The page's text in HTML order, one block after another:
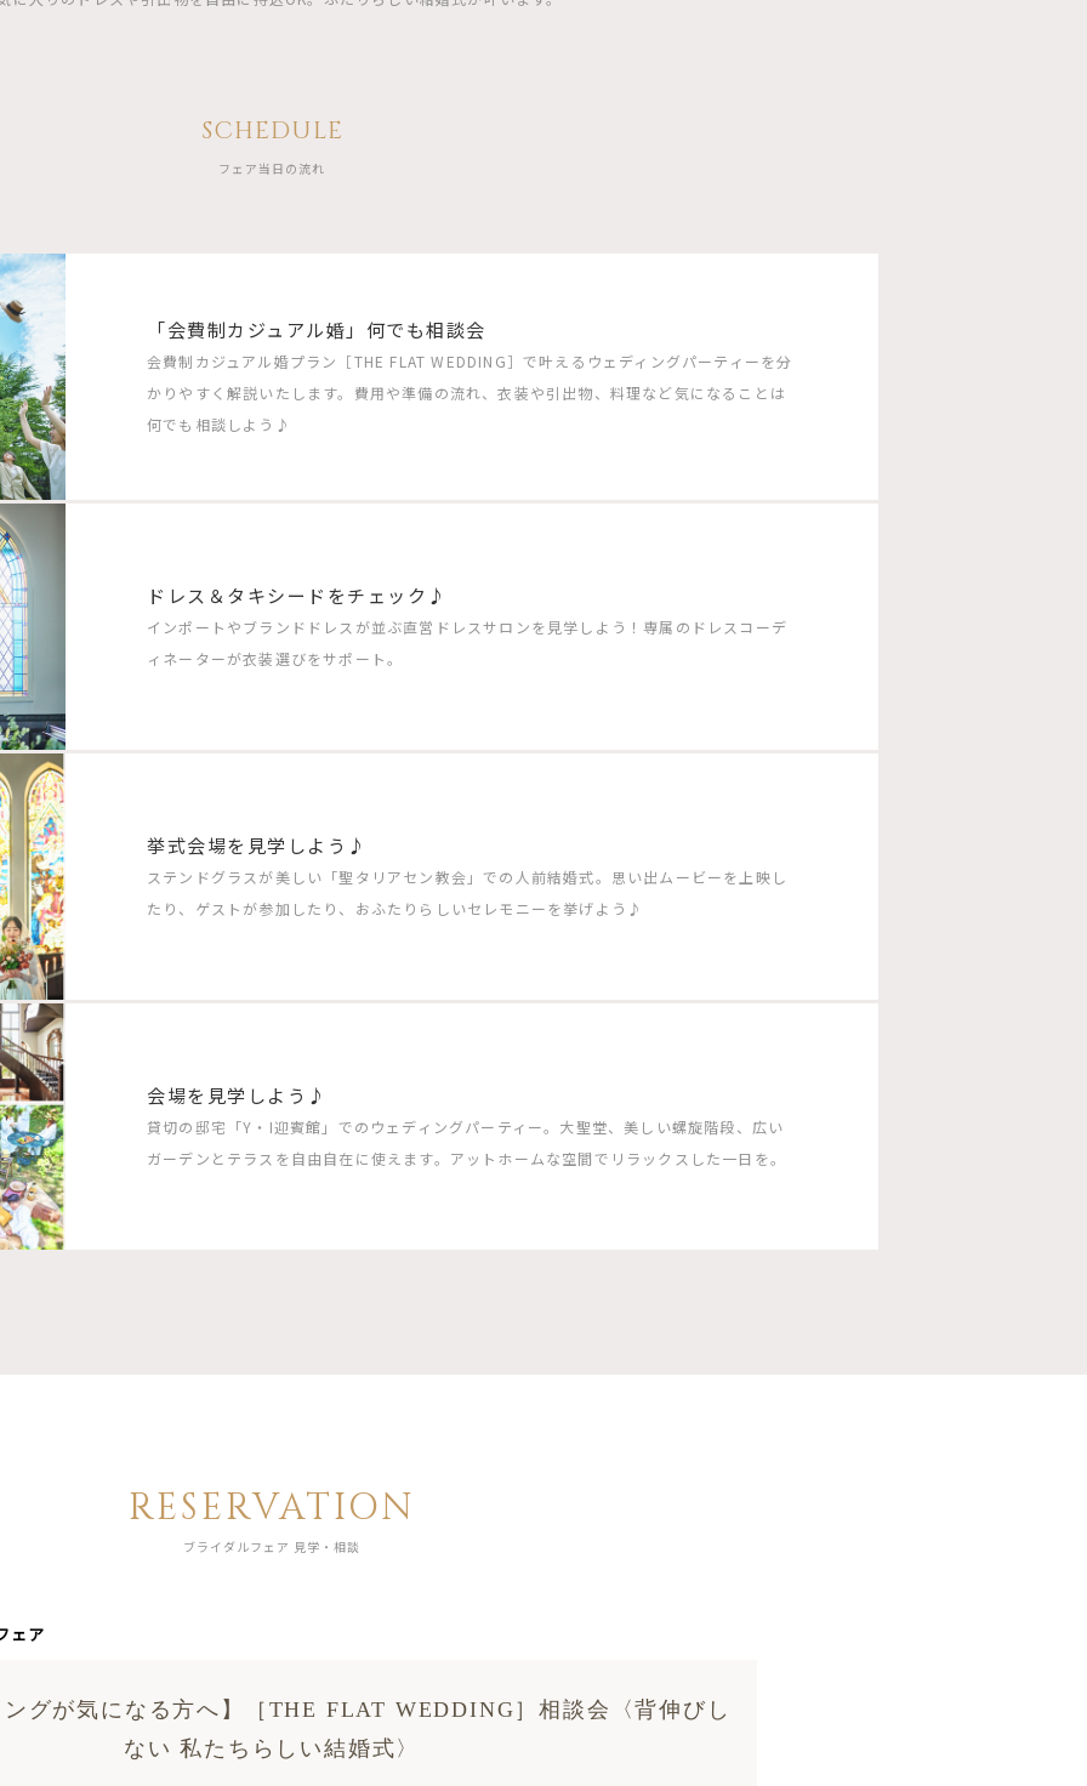
SCHEDULE
フェア当日の流れ
「会費制カジュアル婚」何でも相談会
会費制カジュアル婚プラン［THE FLAT WEDDING］で叶えるウェディングパーティーを分
かりやすく解説いたします。費用や準備の流れ、衣装や引出物、料理など気になることは
何でも相談しよう♪
ドレス＆タキシードをチェック♪
インポートやブランドドレスが並ぶ直営ドレスサロンを見学しよう！専属のドレスコーデ
ィネーターが衣装選びをサポート。
挙式会場を見学しよう♪
ステンドグラスが美しい「聖タリアセン教会」での人前結婚式。思い出ムービーを上映し
たり、ゲストが参加したり、おふたりらしいセレモニーを挙げよう♪
会場を見学しよう♪
貸切の邸宅「Y・I迎賓館」でのウェディングパーティー。大聖堂、美しい螺旋階段、広い
ガーデンとテラスを自由自在に使えます。アットホームな空間でリラックスした一日を。
RESERVATION
ブライダルフェア 見学・相談
ェア
グが気になる方へ】［THE FLAT WEDDING］相談会〈背伸びし
ない 私たちらしい結婚式〉